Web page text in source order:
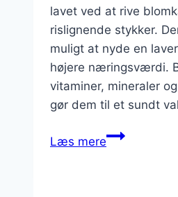
lavet ved at rive
rislignende stykker.
muligt at nyde en
højere næringsværdi.
vitaminer, mineraler
gør dem til et sundt
Læs mereBlomkålsris